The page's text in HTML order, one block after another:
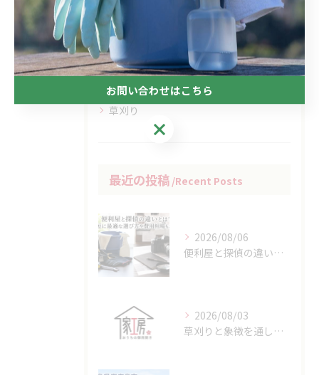
カテゴリー Categories
全てのカテゴリー
コラム
草刈り
最近の投稿 Recent Posts
2026/08/06
便利屋と探偵の違いとは？最短に最適な選び方や費用相場もわかる
2026/08/03
草刈りと象徴を通して広島県竹原市の地域性や生活文化を知る方法
お問い合わせはこちら
お問い合わせはこちら